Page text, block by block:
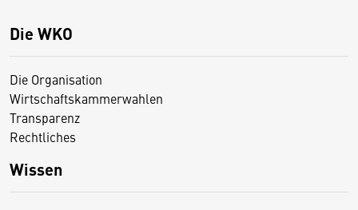
Die WKO
Die Organisation
Wirtschaftskammerwahlen
Transparenz
Rechtliches
Wissen